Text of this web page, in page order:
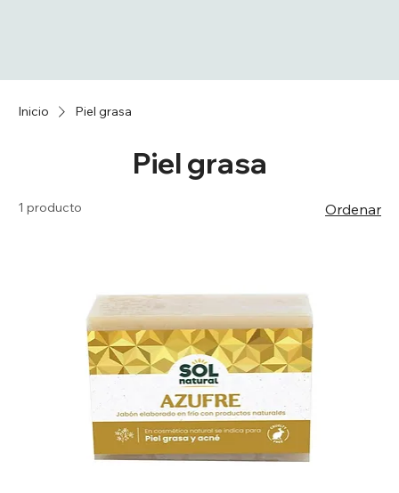
Inicio Piel grasa
Piel grasa
1 producto Ordenar